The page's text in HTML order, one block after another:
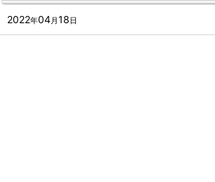
2022年04月18日